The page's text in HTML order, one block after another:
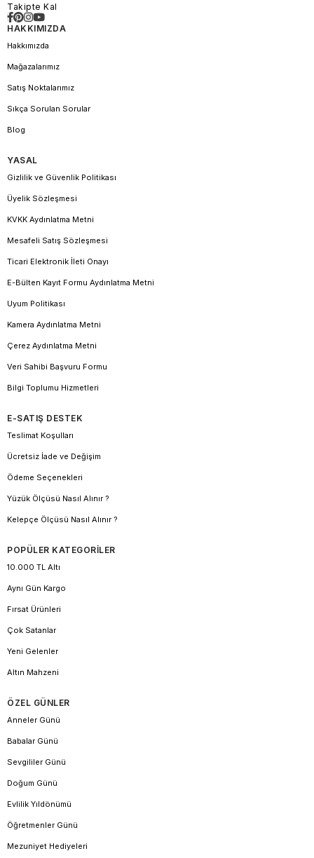
Takipte Kal
HAKKIMIZDA
Hakkımızda
Mağazalarımız
Satış Noktalarımız
Sıkça Sorulan Sorular
Blog
YASAL
Gizlilik ve Güvenlik Politikası
Üyelik Sözleşmesi
KVKK Aydınlatma Metni
Mesafeli Satış Sözleşmesi
Ticari Elektronik İleti Onayı
E-Bülten Kayıt Formu Aydınlatma Metni
Uyum Politikası
Kamera Aydınlatma Metni
Çerez Aydınlatma Metni
Veri Sahibi Başvuru Formu
Bilgi Toplumu Hizmetleri
E-SATIŞ DESTEK
Teslimat Koşulları
Ücretsiz İade ve Değişim
Ödeme Seçenekleri
Yüzük Ölçüsü Nasıl Alınır ?
Kelepçe Ölçüsü Nasıl Alınır ?
POPÜLER KATEGORİLER
10.000 TL Altı
Aynı Gün Kargo
Fırsat Ürünleri
Çok Satanlar
Yeni Gelenler
Altın Mahzeni
ÖZEL GÜNLER
Anneler Günü
Babalar Günü
Sevgililer Günü
Doğum Günü
Evlilik Yıldönümü
Öğretmenler Günü
Mezuniyet Hediyeleri